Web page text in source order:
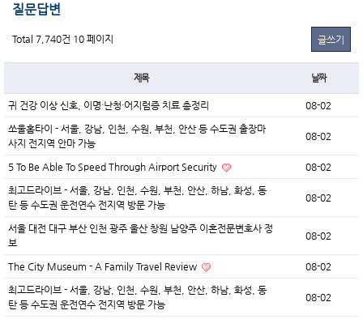
질문답변
Total 7,740건 10 페이지 글쓰기
제목 날짜
귀 건강 이상 신호, 이명·난청·어지럼증 치료 총정리 08-02
쏘울홈타이 - 서울, 강남, 인천, 수원, 부천, 안산 등 수도권 출장마
사지 전지역 안마 가능
08-02
5 To Be Able To Speed Through Airport Security 08-02
최고드라이브 - 서울, 강남, 인천, 수원, 부천, 안산, 하남, 화성, 동
탄 등 수도권 운전연수 전지역 방문 가능
08-02
서울 대전 대구 부산 인천 광주 울산 창원 남양주 이혼전문변호사 정
보
08-02
The City Museum - A Family Travel Review 08-02
최고드라이브 - 서울, 강남, 인천, 수원, 부천, 안산, 하남, 화성, 동
탄 등 수도권 운전연수 전지역 방문 가능
08-02